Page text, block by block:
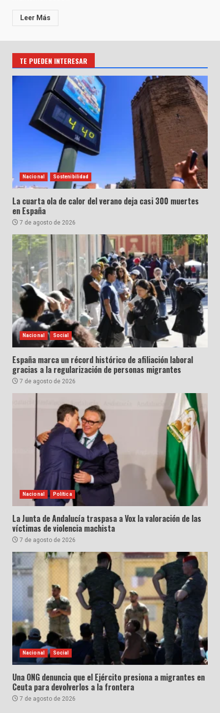
Leer Más
TE PUEDEN INTERESAR
Nacional Sostenibilidad
La cuarta ola de calor del verano deja casi 300 muertes
en España
7 de agosto de 2026
Nacional Social
España marca un récord histórico de afiliación laboral
gracias a la regularización de personas migrantes
7 de agosto de 2026
Nacional Política
La Junta de Andalucía traspasa a Vox la valoración de las
víctimas de violencia machista
7 de agosto de 2026
Nacional Social
Una ONG denuncia que el Ejército presiona a migrantes en
Ceuta para devolverlos a la frontera
7 de agosto de 2026